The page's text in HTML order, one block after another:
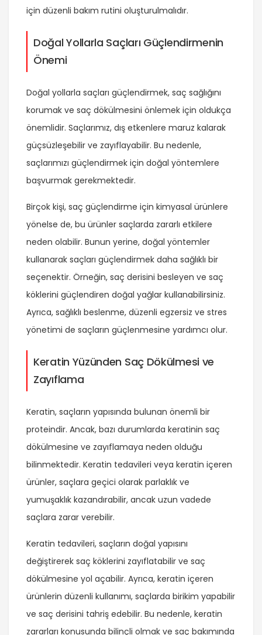
için düzenli bakım rutini oluşturulmalıdır.
Doğal Yollarla Saçları Güçlendirmenin
Önemi
Doğal yollarla saçları güçlendirmek, saç sağlığını
korumak ve saç dökülmesini önlemek için oldukça
önemlidir. Saçlarımız, dış etkenlere maruz kalarak
güçsüzleşebilir ve zayıflayabilir. Bu nedenle,
saçlarımızı güçlendirmek için doğal yöntemlere
başvurmak gerekmektedir.
Birçok kişi, saç güçlendirme için kimyasal ürünlere
yönelse de, bu ürünler saçlarda zararlı etkilere
neden olabilir. Bunun yerine, doğal yöntemler
kullanarak saçları güçlendirmek daha sağlıklı bir
seçenektir. Örneğin, saç derisini besleyen ve saç
köklerini güçlendiren doğal yağlar kullanabilirsiniz.
Ayrıca, sağlıklı beslenme, düzenli egzersiz ve stres
yönetimi de saçların güçlenmesine yardımcı olur.
Keratin Yüzünden Saç Dökülmesi ve
Zayıflama
Keratin, saçların yapısında bulunan önemli bir
proteindir. Ancak, bazı durumlarda keratinin saç
dökülmesine ve zayıflamaya neden olduğu
bilinmektedir. Keratin tedavileri veya keratin içeren
ürünler, saçlara geçici olarak parlaklık ve
yumuşaklık kazandırabilir, ancak uzun vadede
saçlara zarar verebilir.
Keratin tedavileri, saçların doğal yapısını
değiştirerek saç köklerini zayıflatabilir ve saç
dökülmesine yol açabilir. Ayrıca, keratin içeren
ürünlerin düzenli kullanımı, saçlarda birikim yapabilir
ve saç derisini tahriş edebilir. Bu nedenle, keratin
zararları konusunda bilinçli olmak ve saç bakımında